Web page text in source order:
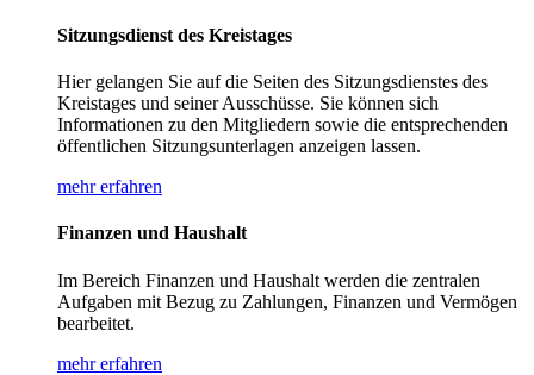
Sitzungsdienst des Kreistages
Hier gelangen Sie auf die Seiten des Sitzungsdienstes des
Kreistages und seiner Ausschüsse. Sie können sich
Informationen zu den Mitgliedern sowie die entsprechenden
öffentlichen Sitzungsunterlagen anzeigen lassen.
mehr erfahren
Finanzen und Haushalt
Im Bereich Finanzen und Haushalt werden die zentralen
Aufgaben mit Bezug zu Zahlungen, Finanzen und Vermögen
bearbeitet.
mehr erfahren